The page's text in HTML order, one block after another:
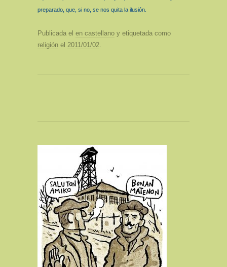
preparado, que, si no, se nos quita la ilusión.
Publicada el en castellano y etiquetada como
religión el 2011/01/02.